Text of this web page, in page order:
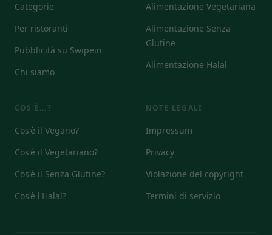
Categorie
Per ristoranti
Pubblicità su Swipein
Chi siamo
Alimentazione Vegetariana
Alimentazione Senza
Glutine
Alimentazione Halal
COS'È...?
Cos'è il Vegano?
Cos'è il Vegetariano?
Cos'è il Senza Glutine?
Cos'è l'Halal?
NOTE LEGALI
Impressum
Privacy
Violazione del copyright
Termini di servizio